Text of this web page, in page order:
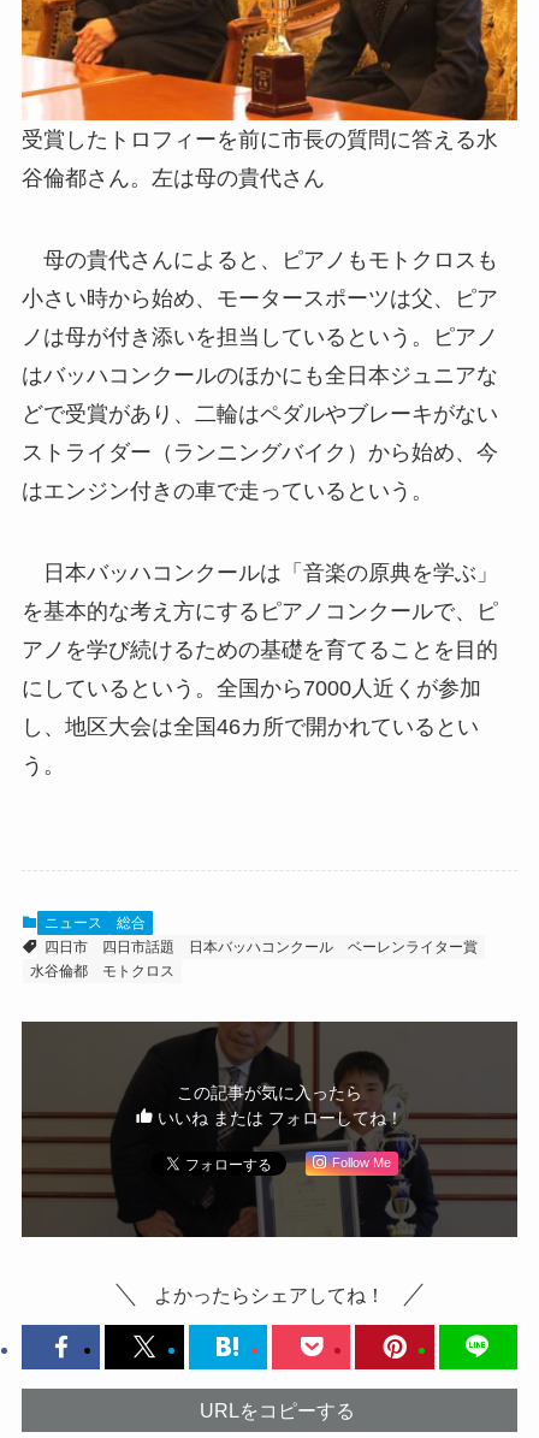
受賞したトロフィーを前に市長の質問に答える水
谷倫都さん。左は母の貴代さん
母の貴代さんによると、ピアノもモトクロスも
小さい時から始め、モータースポーツは父、ピア
ノは母が付き添いを担当しているという。ピアノ
はバッハコンクールのほかにも全日本ジュニアな
どで受賞があり、二輪はペダルやブレーキがない
ストライダー（ランニングバイク）から始め、今
はエンジン付きの車で走っているという。
日本バッハコンクールは「音楽の原典を学ぶ」
を基本的な考え方にするピアノコンクールで、ピ
アノを学び続けるための基礎を育てることを目的
にしているという。全国から7000人近くが参加
し、地区大会は全国46カ所で開かれているとい
う。
ニュース
総合
四日市
四日市話題 日本バッハコンクール
ベーレンライター賞
水谷倫都
モトクロス
この記事が気に入ったら
いいね または フォローしてね！
Follow Me
よかったらシェアしてね！
URLをコピーする